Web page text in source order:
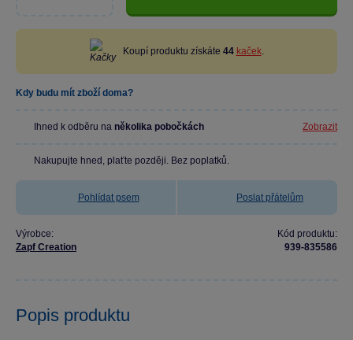
Koupí produktu získáte 44 kaček.
Kdy budu mít zboží doma?
Ihned k odběru na několika pobočkách Zobrazit
Nakupujte hned, plaťte později. Bez poplatků.
Pohlídat psem Poslat přátelům
Výrobce:
Zapf Creation
Kód produktu:
939-835586
Popis produktu